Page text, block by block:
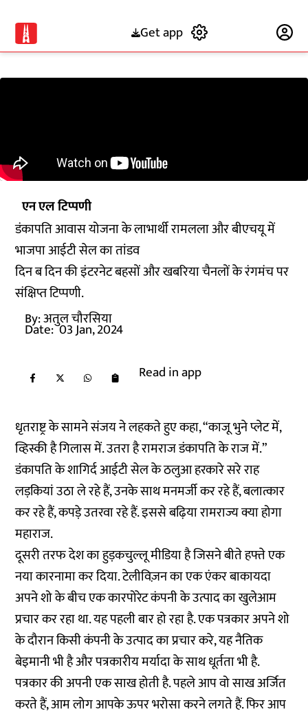
Get app
एन एल टिप्पणी
डंकापति आवास योजना के लाभार्थी रामलला और बीएचयू में
भाजपा आईटी सेल का तांडव
दिन ब दिन की इंटरनेट बहसों और खबरिया चैनलों के रंगमंच पर
संक्षिप्त टिप्पणी.
By:अतुल चौरसिया
Date: 03 Jan, 2024
Read in app
धृतराष्ट्र के सामने संजय ने लहकते हुए कहा, “काजू भुने प्लेट में,
व्हिस्की है गिलास में. उतरा है रामराज डंकापति के राज में.”
डंकापति के शागिर्द आईटी सेल के ठलुआ हरकारे सरे राह
लड़कियां उठा ले रहे हैं, उनके साथ मनमर्जी कर रहे हैं, बलात्कार
कर रहे हैं, कपड़े उतरवा रहे हैं. इससे बढ़िया रामराज्य क्या होगा
महाराज.
दूसरी तरफ देश का हुड़कचुल्लू मीडिया है जिसने बीते हफ्ते एक
नया कारनामा कर दिया. टेलीविज़न का एक एंकर बाकायदा
अपने शो के बीच एक कारपोरेट कंपनी के उत्पाद का खुलेआम
प्रचार कर रहा था. यह पहली बार हो रहा है. एक पत्रकार अपने शो
के दौरान किसी कंपनी के उत्पाद का प्रचार करे, यह नैतिक
बेइमानी भी है और पत्रकारीय मर्यादा के साथ धूर्तता भी है.
पत्रकार की अपनी एक साख होती है. पहले आप वो साख अर्जित
करते हैं, आम लोग आपके ऊपर भरोसा करने लगते हैं. फिर आप